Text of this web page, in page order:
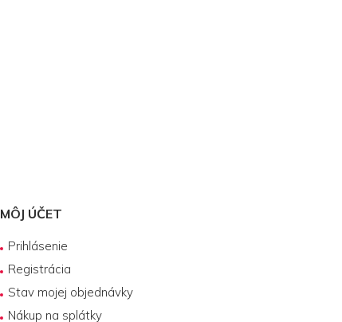
MÔJ ÚČET
Prihlásenie
Registrácia
Stav mojej objednávky
Nákup na splátky